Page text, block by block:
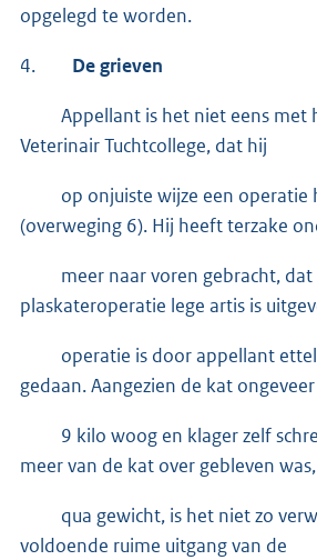
opgelegd te worden.
4. De grieven
Appellant is het niet eens met
Veterinair Tuchtcollege, dat hij
op onjuiste wijze een operatie
(overweging 6). Hij heeft terzake
meer naar voren gebracht, dat
plaskateroperatie lege artis is
operatie is door appellant
gedaan. Aangezien de kat ongeveer
9 kilo woog en klager zelf
meer van de kat over gebleven was,
qua gewicht, is het niet zo
voldoende ruime uitgang van de